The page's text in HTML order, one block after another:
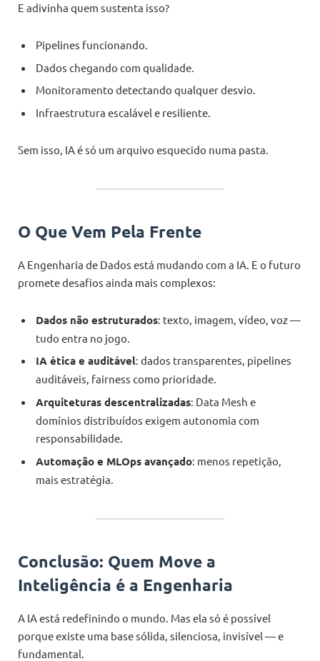
E adivinha quem sustenta isso?
Pipelines funcionando.
Dados chegando com qualidade.
Monitoramento detectando qualquer desvio.
Infraestrutura escalável e resiliente.
Sem isso, IA é só um arquivo esquecido numa pasta.
O Que Vem Pela Frente
A Engenharia de Dados está mudando com a IA. E o futuro
promete desafios ainda mais complexos:
Dados não estruturados: texto, imagem, vídeo, voz —
tudo entra no jogo.
IA ética e auditável: dados transparentes, pipelines
auditáveis, fairness como prioridade.
Arquiteturas descentralizadas: Data Mesh e
domínios distribuídos exigem autonomia com
responsabilidade.
Automação e MLOps avançado: menos repetição,
mais estratégia.
Conclusão: Quem Move a
Inteligência é a Engenharia
A IA está redefinindo o mundo. Mas ela só é possível
porque existe uma base sólida, silenciosa, invisível — e
fundamental.